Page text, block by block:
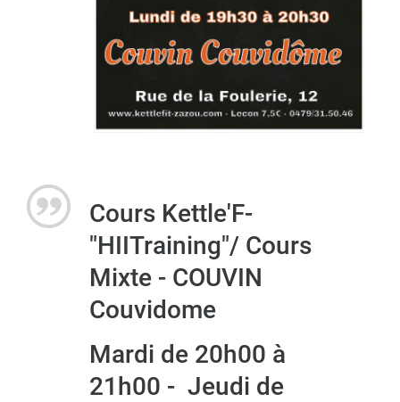
Cours Kettle'F-
"HIITraining"/ Cours
Mixte - COUVIN
Couvidome
Mardi de 20h00 à
21h00 - Jeudi de